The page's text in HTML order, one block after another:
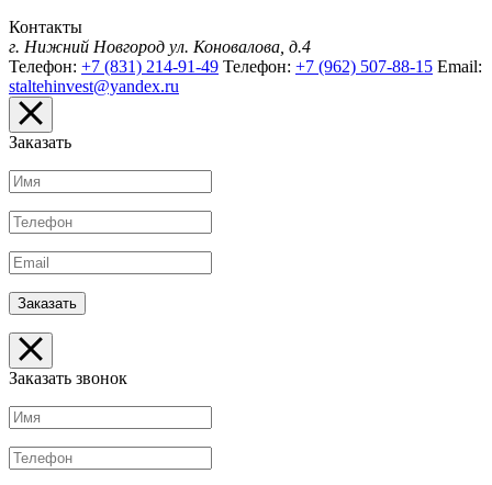
Контакты
г. Нижний Новгород ул. Коновалова, д.4
Телефон: +7 (831) 214-91-49 Телефон: +7 (962) 507-88-15 Email:
staltehinvest@yandex.ru
Заказать
Заказать звонок